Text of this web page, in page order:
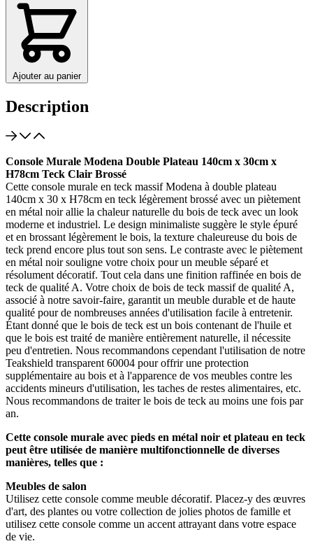
Ajouter au panier
Description
Console Murale Modena Double Plateau 140cm x 30cm x
H78cm Teck Clair Brossé
Cette console murale en teck massif Modena à double plateau
140cm x 30 x H78cm en teck légèrement brossé avec un piètement
en métal noir allie la chaleur naturelle du bois de teck avec un look
moderne et industriel. Le design minimaliste suggère le style épuré
et en brossant légèrement le bois, la texture chaleureuse du bois de
teck prend encore plus tout son sens. Le contraste avec le piètement
en métal noir souligne votre choix pour un meuble séparé et
résolument décoratif. Tout cela dans une finition raffinée en bois de
teck de qualité A. Votre choix de bois de teck massif de qualité A,
associé à notre savoir-faire, garantit un meuble durable et de haute
qualité pour de nombreuses années d'utilisation facile à entretenir.
Étant donné que le bois de teck est un bois contenant de l'huile et
que le bois est traité de manière entièrement naturelle, il nécessite
peu d'entretien. Nous recommandons cependant l'utilisation de notre
Teakshield transparent 60004 pour offrir une protection
supplémentaire au bois et à l'apparence de vos meubles contre les
accidents mineurs d'utilisation, les taches de restes alimentaires, etc.
Nous recommandons de traiter le bois de teck au moins une fois par
an.
Cette console murale avec pieds en métal noir et plateau en teck
peut être utilisée de manière multifonctionnelle de diverses
manières, telles que :
Meubles de salon
Utilisez cette console comme meuble décoratif. Placez-y des œuvres
d'art, des plantes ou votre collection de jolies photos de famille et
utilisez cette console comme un accent attrayant dans votre espace
de vie.